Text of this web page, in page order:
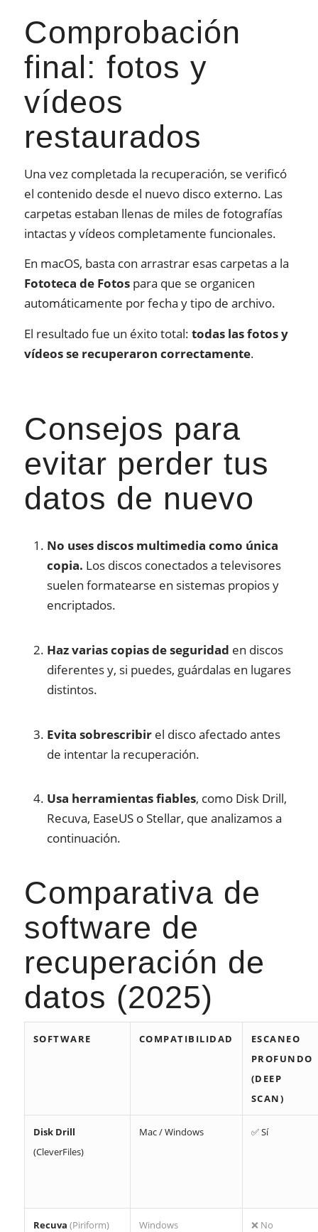
Comprobación
final: fotos y
vídeos
restaurados
Una vez completada la recuperación, se verificó
el contenido desde el nuevo disco externo. Las
carpetas estaban llenas de miles de fotografías
intactas y vídeos completamente funcionales.
En macOS, basta con arrastrar esas carpetas a la
Fototeca de Fotospara que se organicen
automáticamente por fecha y tipo de archivo.
El resultado fue un éxito total: todas las fotos y
vídeos se recuperaron correctamente.
Consejos para
evitar perder tus
datos de nuevo
No uses discos multimedia como única
copia. Los discos conectados a televisores
suelen formatearse en sistemas propios y
encriptados.
Haz varias copias de seguridad en discos
diferentes y, si puedes, guárdalas en lugares
distintos.
Evita sobrescribirel disco afectado antes
de intentar la recuperación.
Usa herramientas fiables, como Disk Drill,
Recuva, EaseUS o Stellar, que analizamos a
continuación.
Comparativa de
software de
recuperación de
datos (2025)
SOFTWARE COMPATIBILIDAD
ESCANEO
PROFUNDO
(DEEP
SCAN)
Disk Drill
(CleverFiles)
Mac / Windows ✅ Sí
Recuva (Piriform) Windows ❌ No